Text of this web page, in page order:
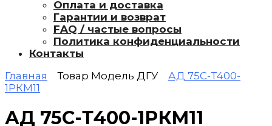
Оплата и доставка
Гарантии и возврат
FAQ / частые вопросы
Политика конфиденциальности
Контакты
Главная
Товар Модель ДГУ
АД 75С-Т400-
1РКМ11
АД 75С-Т400-1РКМ11